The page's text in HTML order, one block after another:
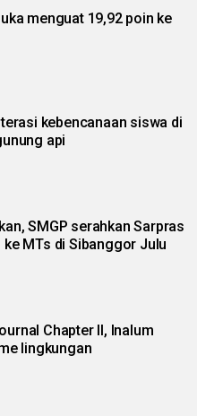
menguat 19,92 poin ke
kebencanaan siswa di
api
SMGP serahkan Sarpras
ke MTs di Sibanggor Julu
Chapter II, Inalum
lingkungan